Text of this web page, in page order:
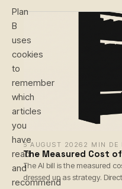
6 AUGUST 2026 2 MIN DE
The Measured Cost
The AI bill is the measured
dressed up as strategy.
Plan
B
uses
cookies
to
remember
which
articles
you
have
read
and
recommend